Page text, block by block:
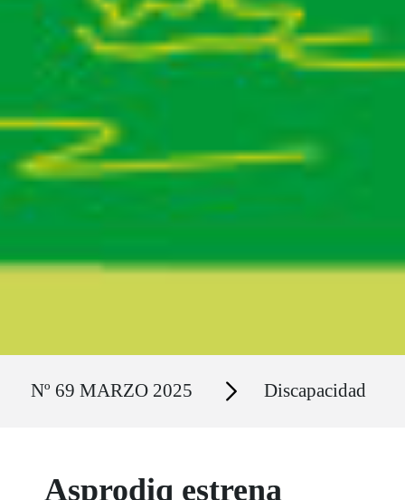
Nº 69 MARZO 2025 Secciones Discapacidad
Asprodiq estrena